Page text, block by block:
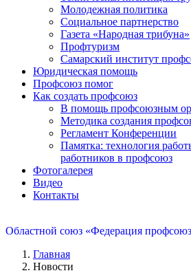
Молодежная политика
Социальное партнерство
Газета «Народная трибуна»
Профтуризм
Самарский институт
Юридическая помощь
Профсоюз помог
Как создать профсоюз
В помощь профсоюзным
Методика создания
Регламент Конференции
Памятка: технология
работников в профсоюз
Фотогалерея
Видео
Контакты
Областной союз «Федерация
Главная
Новости